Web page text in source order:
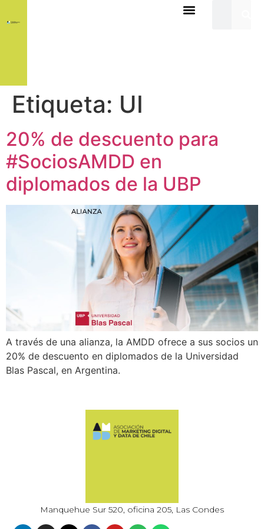
Etiqueta: UI
20% de descuento para
#SociosAMDD en
diplomados de la UBP
A través de una alianza, la AMDD ofrece a sus socios un
20% de descuento en diplomados de la Universidad
Blas Pascal, en Argentina.
Manquehue Sur 520, oficina 205, Las Condes